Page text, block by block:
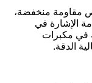
مقاومة منخفضة،
الإشارة في
في مكبرات
الدقة.